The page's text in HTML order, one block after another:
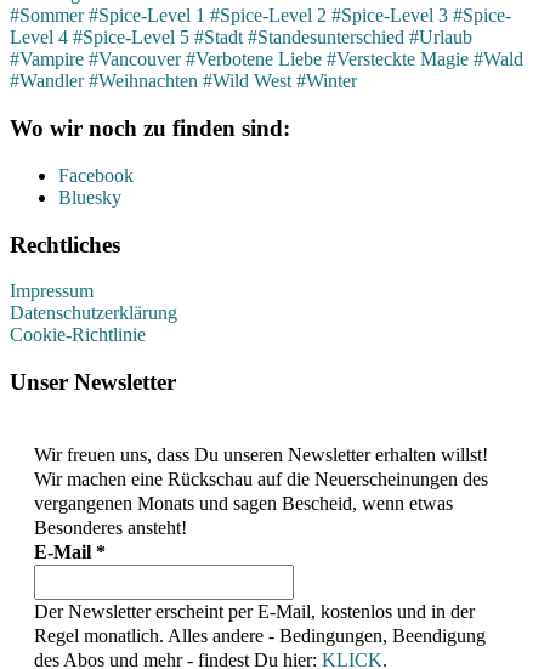
#Sommer #Spice-Level 1 #Spice-Level 2 #Spice-Level 3 #Spice-
Level 4 #Spice-Level 5 #Stadt #Standesunterschied #Urlaub
#Vampire #Vancouver #Verbotene Liebe #Versteckte Magie #Wald
#Wandler #Weihnachten #Wild West #Winter
Wo wir noch zu finden sind:
Facebook
Bluesky
Rechtliches
Impressum
Datenschutzerklärung
Cookie-Richtlinie
Unser Newsletter
Wir freuen uns, dass Du unseren Newsletter erhalten willst!
Wir machen eine Rückschau auf die Neuerscheinungen des
vergangenen Monats und sagen Bescheid, wenn etwas
Besonderes ansteht!
E-Mail *
Der Newsletter erscheint per E-Mail, kostenlos und in der
Regel monatlich. Alles andere - Bedingungen, Beendigung
des Abos und mehr - findest Du hier: KLICK.